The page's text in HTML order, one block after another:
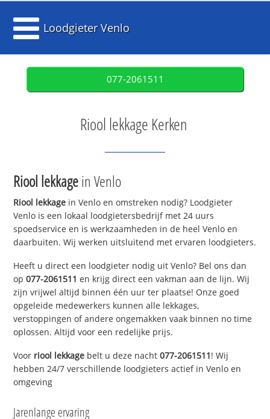
Loodgieter Venlo
077-2061511
Riool lekkage Kerken
Riool lekkagein Venlo
Riool lekkage in Venlo en omstreken nodig? Loodgieter
Venlo is een lokaal loodgietersbedrijf met 24 uurs
spoedservice en is werkzaamheden in de heel Venlo en
daarbuiten. Wij werken uitsluitend met ervaren loodgieters.
Heeft u direct een loodgieter nodig uit Venlo? Bel ons dan
op077-2061511 en krijg direct een vakman aan de lijn. Wij
zijn vrijwel altijd binnen één uur ter plaatse! Onze goed
opgeleide medewerkers kunnen alle lekkages,
verstoppingen of andere ongemakken vaak binnen no time
oplossen. Altijd voor een redelijke prijs.
Voor riool lekkage belt u deze nacht077-2061511! Wij
hebben 24/7 verschillende loodgieters actief in Venlo en
omgeving
Jarenlange ervaring